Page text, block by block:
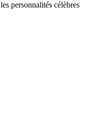
personnalités célèbres